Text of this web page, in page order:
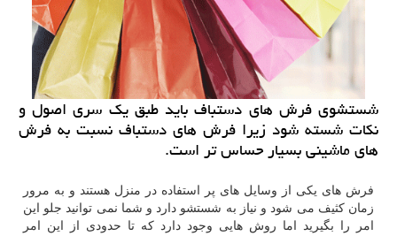
شستشوی فرش های دستباف باید طبق یك سری اصول و
نكات شسته شود زیرا فرش های دستباف نسبت به فرش
های ماشینی بسیار حساس تر است.
فرش های یکی از وسایل های پر استفاده در منزل هستند و به مرور
زمان کثیف می شود و نیاز به شستشو دارد و شما نمی توانید جلو این
امر را بگیرید اما روش هایی وجود دارد که تا حدودی از این امر